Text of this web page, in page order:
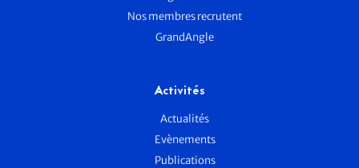
Nos membres recrutent
GrandAngle
Activités
Actualités
Evènements
Publications